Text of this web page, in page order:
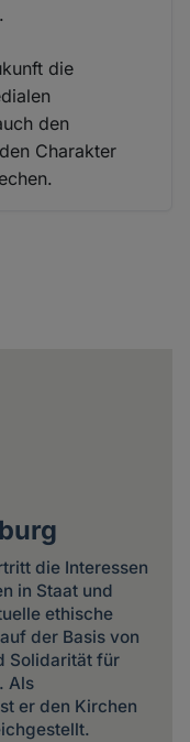
die
den
Charakter
die Interessen
in Staat und
ethische
der Basis von
Solidarität für
Als
er den Kirchen